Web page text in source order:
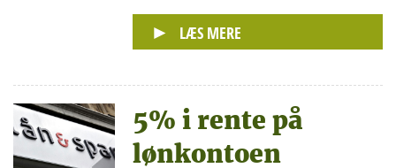
LÆS MERE
5% i rente på
lønkontoen